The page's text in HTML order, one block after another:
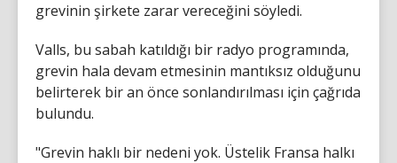
grevinin şirkete zarar vereceğini söyledi.
Valls, bu sabah katıldığı bir radyo programında,
grevin hala devam etmesinin mantıksız olduğunu
belirterek bir an önce sonlandırılması için çağrıda
bulundu.
"Grevin haklı bir nedeni yok. Üstelik Fransa halkı